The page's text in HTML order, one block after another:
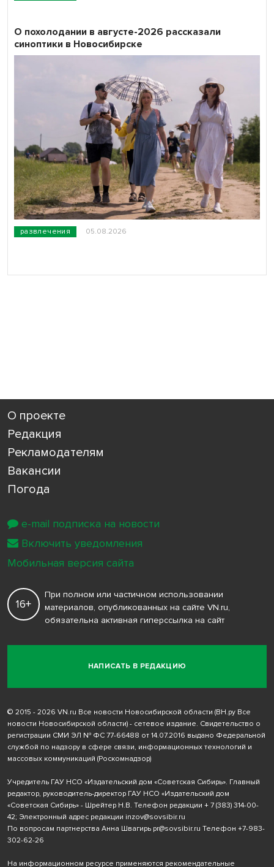
развлечения 05.08.2026
О похолодании в августе-2026 рассказали
синоптики в Новосибирске
О проекте
Редакция
Рекламодателям
Вакансии
Погода
НАПИСАТЬ В РЕДАКЦИЮ
16+
При полном или частичном использовании
материалов, опубликованных на сайте VN.ru,
обязательна активная гиперссылка на сайт
© 2015 - 2026 VN.ru Все новости Новосибирской области (ВН.ру Все
новости Новосибирской области) - сетевое издание. Свидетельство о
регистрации СМИ ЭЛ № ФС 77-66488 от 14.07.2016 выдано Федеральной
службой по надзору в сфере связи, информационных технологий и
массовых коммуникаций (Роскомнадзор)
Учредитель ГАУ НСО «Издательский дом «Советская Сибирь». Главный
редактор, руководитель-директор ГАУ НСО «Издательский дом
«Советская Сибирь» - Шрейтер Н.В. Телефон редакции + 7 (383) 314-00-
42; Электронный адрес редакции inzov@sovsibir.ru
По вопросам партнерства Анна Швагирь pr@sovsibir.ru Телефон +7-983-
302-62-26
На информационном ресурсе применяются рекомендательные
e-mail подписка на новости
Включить уведомления
Мобильная версия сайта